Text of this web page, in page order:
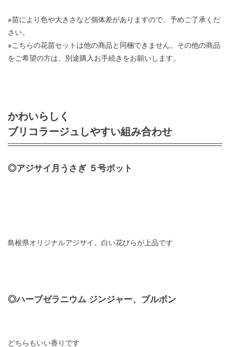
※苗により色や大きさなど個体差がありますので、予めご了承くだ
さい。
※こちらの花苗セットは他の商品と同梱できません。その他の商品
をご希望の方は、別途購入お手続きをお願いします。
かわいらしく
ブリコラージュしやすい組み合わせ
◎アジサイ月うさぎ ５号ポット
島根県オリジナルアジサイ。白い花びらが上品です
◎ハーブゼラニウム ジンジャー、ブルボン
どちらもいい香りです